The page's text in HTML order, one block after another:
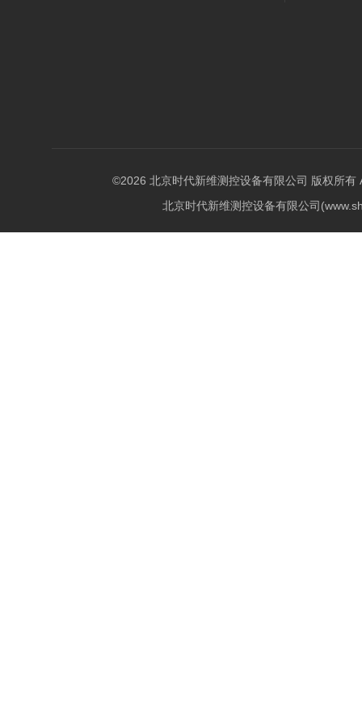
©2026 北京时代新维测控设备有限公司 版权所有
北京时代新维测控设备有限公司